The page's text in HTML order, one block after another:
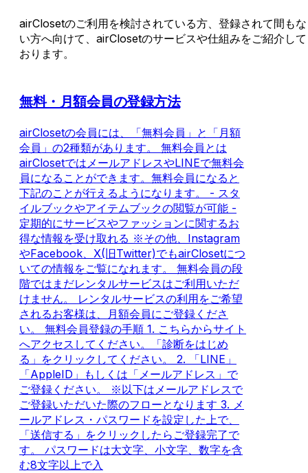
airClosetのご利用を検討されている方、登録されて間もな
い方へ向けて、airClosetのサービスや仕組みをご紹介して
おります。
無料・月額会員の登録方法
airClosetの会員には、「無料会員」と「月額
会員」の2種類があります。 無料会員とは
airClosetではメールアドレスやLINEで無料会
員になることができます。無料会員になると
下記のことが行えるようになります。 - スタ
イルブックやアイテムブックの閲覧が可能 -
定期的にサービスやファッションに関するお
得な情報を受け取れる ※その他、Instagram
やFacebook、X(旧Twitter)でもairClosetにつ
いての情報をご覧になれます。 無料会員の段
階ではまだレンタルサービスはご利用いただ
けません。 レンタルサービスの利用をご希望
されるお客様は、月額会員にご登録くださ
い。 無料会員登録の手順 1. こちらからサイト
へアクセスしてください。「診断をはじめ
る」をクリックしてください。 2. 「LINE」
「AppleID」もしくは「メールアドレス」で
ご登録ください。 ※以下はメールアドレスで
ご登録いただいた際のフローとなります 3. メ
ールアドレス・パスワードを設定した上で、
「送信する」をクリックしたらご登録完了で
す。 パスワードは大文字、小文字、数字を含
む8文字以上で入